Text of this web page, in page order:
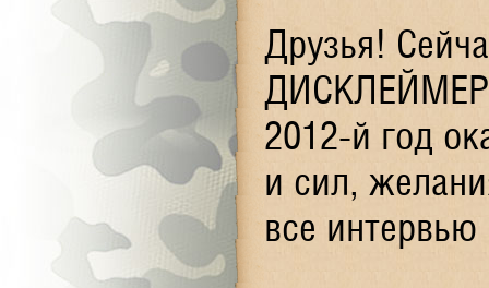
Друзья!
ДИСКЛЕЙМЕР!
2012-й год
и сил,
все